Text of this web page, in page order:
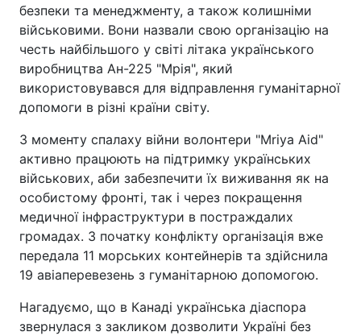
безпеки та менеджменту, а також колишніми
військовими. Вони назвали свою організацію на
честь найбільшого у світі літака українського
виробництва Ан-225 "Мрія", який
використовувався для відправлення гуманітарної
допомоги в різні країни світу.
З моменту спалаху війни волонтери "Mriya Aid"
активно працюють на підтримку українських
військових, аби забезпечити їх виживання як на
особистому фронті, так і через покращення
медичної інфраструктури в постраждалих
громадах. З початку конфлікту організація вже
передала 11 морських контейнерів та здійснила
19 авіаперевезень з гуманітарною допомогою.
Нагадуємо, що в Канаді українська діаспора
звернулася з закликом дозволити Україні без